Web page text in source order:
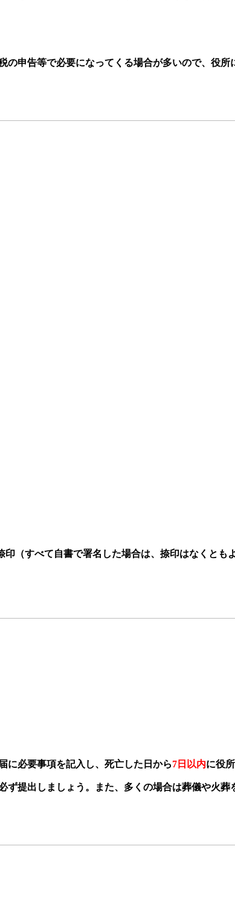
申告等で必要になってくる場合が多いので、役所
（すべて自書で署名した場合は、捺印はなくとも
必要事項を記入し、死亡した日から7 日以内に役
ず提出しましょう。また、多くの場合は葬儀や火葬